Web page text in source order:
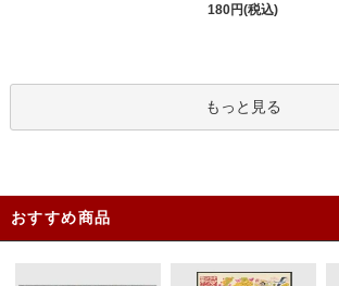
180円(税込)
もっと見る
おすすめ商品